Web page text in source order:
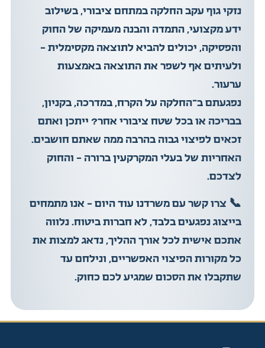
נזקי גוף עקב החלקה במתחם ציבורי, בשילוב
ידע מקצועי, התמדה והבנה מעמיקה של החוק
והפסיקה, יכולים להביא לתוצאה מקסימלית –
ולעיתים אף לשפר את התוצאה באמצעות
ערעור.
נפגעתם ב־החלקה על הקרח, במדרכה, בקניון,
בבריכה או בכל שטח ציבורי אחר? ייתכן ואתם
זכאים לפיצוי גבוה בהרבה ממה שאתם חושבים.
האחריות של בעלי המקרקעין ברורה – והחוק
לצדכם.
📞 צרו קשר עם משרדנו עוד היום – אנו מתמחים
בייצוג נפגעים בלבד, לא חברות ביטוח. נלווה
אתכם אישית לכל אורך ההליך, נדאג למצות את
כל מקורות הפיצוי האפשריים, ונילחם עד
שתקבלו את הסכום שמגיע לכם כחוק.